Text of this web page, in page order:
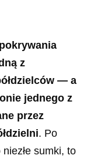
z
— a
jednego z
przez
. Po
sumki, to